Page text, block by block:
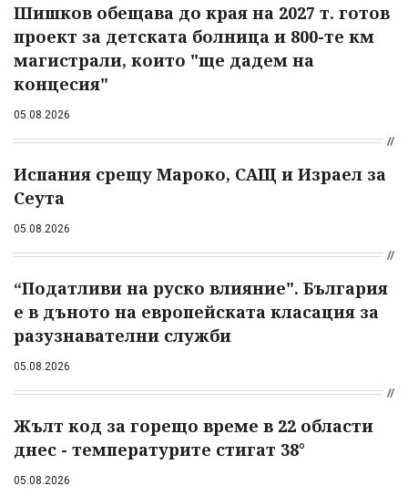
Шишков обещава до края на 2027 т. готов
проект за детската болница и 800-те км
магистрали, които "ще дадем на
концесия"
05.08.2026
Испания срещу Мароко, САЩ и Израел за
Сеута
05.08.2026
“Податливи на руско влияние". България
е в дъното на европейската класация за
разузнавателни служби
05.08.2026
Жълт код за горещо време в 22 области
днес - температурите стигат 38°
05.08.2026